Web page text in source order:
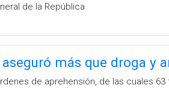
de la República
aseguró más que droga y
de aprehensión, de las cuales 63